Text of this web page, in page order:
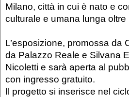
Milano, città in cui è nato e
culturale e umana lunga
L’esposizione, promossa da
da Palazzo Reale e Silvana
Nicoletti e sarà aperta al
con ingresso gratuito.
Il progetto si inserisce nel